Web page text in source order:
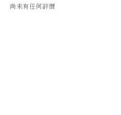
尚未有任何評價